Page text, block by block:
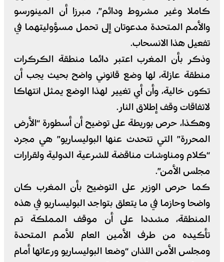
كاملا وغير مشروط ودائم”، مبرزا أن المينورسو
والأمم المتحدة مدعوتان إلى تحمل مسؤوليتهما في
تفعيل هذا الانسحاب.
وذكر بأن المغرب اعتبر دائما منطقة الكركرات
منطقة عازلة، لها وضع قانوني واضح بحيث يجب أن
تكون خالية، وأن أي تغيير لهذا الوضع يمثل انتهاكا
لاتفاقات وقف إطلاق النار.
وهكذا، حرص بوريطة على توضيح أن أسطورة “الأرض
المحررة” التي تتحدث عنها البوليساريو” هي مجرد
“كلام ومناوشات مناقضة للشرعية الدولية ولقرارات
مجلس الأمن”.
كما حرص الوزير على التوضيح بأن المغرب كان
واضحا وحازما في ما يتعلق بتواجد البوليساريو في هذه
المنطقة، مشددا على أن موقف المملكة تم
تأكيده من طرف الأمين العام للأمم المتحدة
ومجلس الأمن اللذان “وضعا البوليساريو ورعاتها أمام